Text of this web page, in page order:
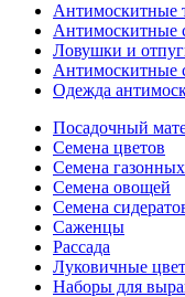
Антимоскитные
Антимоскитные
Ловушки и
Антимоскитные
Одежда
Посадочный
Семена цветов
Семена
Семена овощей
Семена
Саженцы
Рассада
Луковичные
Наборы для